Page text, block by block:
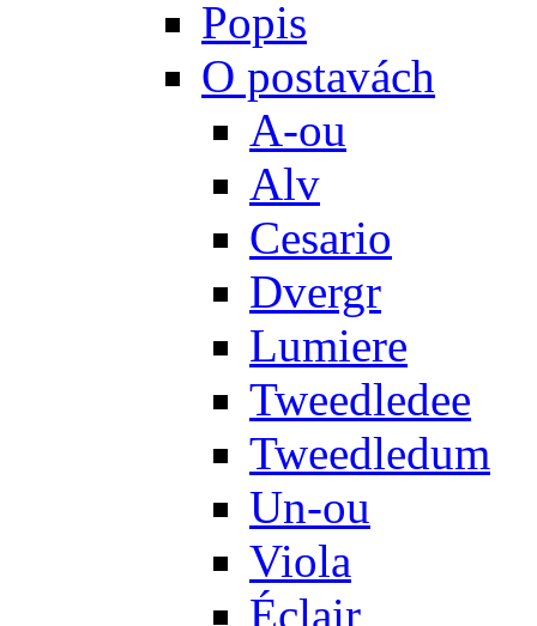
Popis
O postavách
A-ou
Alv
Cesario
Dvergr
Lumiere
Tweedledee
Tweedledum
Un-ou
Viola
Éclair